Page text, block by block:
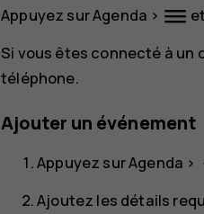
Appuyez surAgenda > dehaze
Si vous êtes connecté à
téléphone.
Ajouter un événement
Appuyez surAgenda >
Ajoutez les détails